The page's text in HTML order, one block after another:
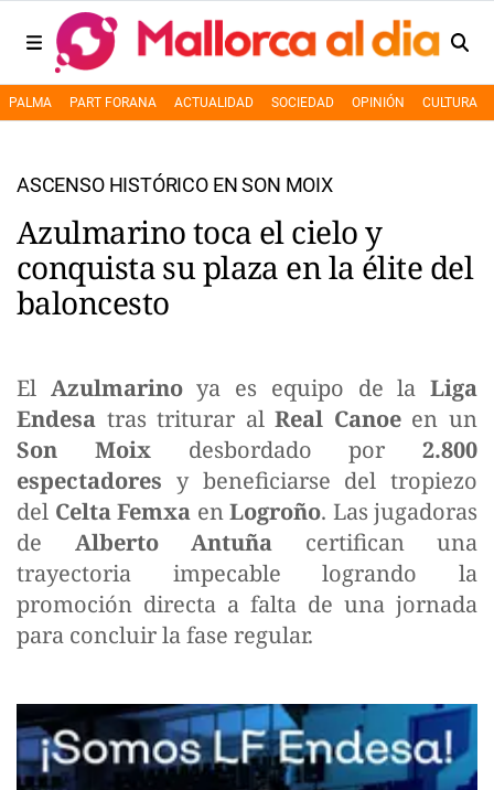
PALMA PART FORANA ACTUALIDAD SOCIEDAD OPINIÓN CULTURA
ASCENSO HISTÓRICO EN SON MOIX
Azulmarino toca el cielo y
conquista su plaza en la élite del
baloncesto
El Azulmarinoya es equipo de laLiga
Endesa tras triturar alReal Canoeen un
Son Moixdesbordado por 2.800
espectadores y beneficiarse del tropiezo
del Celta Femxa enLogroño. Las jugadoras
de Alberto Antuña certifican una
trayectoria impecable logrando la
promoción directa a falta de una jornada
para concluir la fase regular.